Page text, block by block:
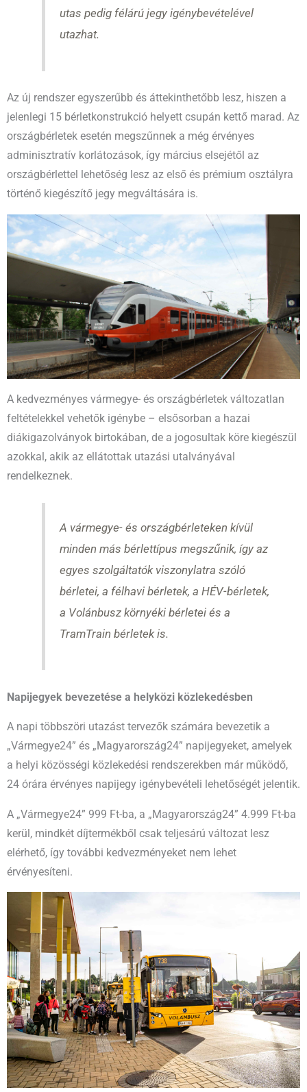
utas pedig félárú jegy igénybevételével
utazhat.
Az új rendszer egyszerűbb és áttekinthetőbb lesz, hiszen a
jelenlegi 15 bérletkonstrukció helyett csupán kettő marad. Az
országbérletek esetén megszűnnek a még érvényes
adminisztratív korlátozások, így március elsejétől az
országbérlettel lehetőség lesz az első és prémium osztályra
történő kiegészítő jegy megváltására is.
A kedvezményes vármegye- és országbérletek változatlan
feltételekkel vehetők igénybe – elsősorban a hazai
diákigazolványok birtokában, de a jogosultak köre kiegészül
azokkal, akik az ellátottak utazási utalványával
rendelkeznek.
A vármegye- és országbérleteken kívül
minden más bérlettípus megszűnik, így az
egyes szolgáltatók viszonylatra szóló
bérletei, a félhavi bérletek, a HÉV-bérletek,
a Volánbusz környéki bérletei és a
TramTrain bérletek is.
Napijegyek bevezetése a helyközi közlekedésben
A napi többszöri utazást tervezők számára bevezetik a
„Vármegye24” és „Magyarország24” napijegyeket, amelyek
a helyi közösségi közlekedési rendszerekben már működő,
24 órára érvényes napijegy igénybevételi lehetőségét jelentik.
A „Vármegye24” 999 Ft-ba, a „Magyarország24” 4.999 Ft-ba
kerül, mindkét díjtermékből csak teljesárú változat lesz
elérhető, így további kedvezményeket nem lehet
érvényesíteni.